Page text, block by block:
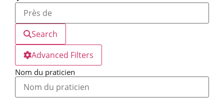
Search
Advanced Filters
Nom du praticien